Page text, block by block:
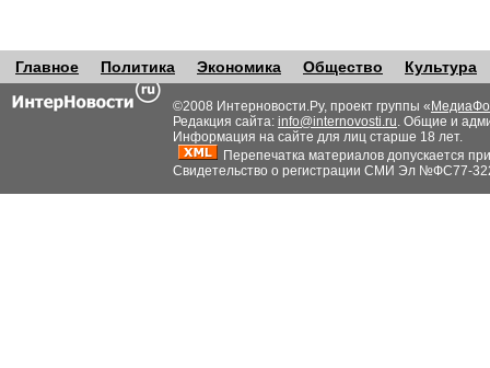
Главное Политика Экономика Общество Культура
©2008 Интерновости.Ру, проект группы «
Редакция сайта: info@internovosti.ru. Общие и
Информация на сайте для лиц старше 18 лет.
Перепечатка материалов допускается
Свидетельство о регистрации СМИ Эл №ФС77-